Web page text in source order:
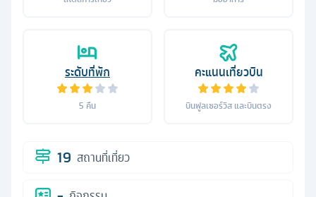
ระดับที่พัก
5 คืน
คะแนนเที่ยวบิน
บินฟูลเซอร์วิส และบินตรง
19 สถานที่เที่ยว